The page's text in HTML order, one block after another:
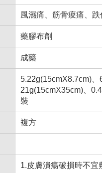
風濕痛、筋骨痠痛、
藥膠布劑
成藥
5.22g(15cmX8.7cm)
21g(15cmX35cm)、
裝
複方
1.皮膚潰瘍破損時不